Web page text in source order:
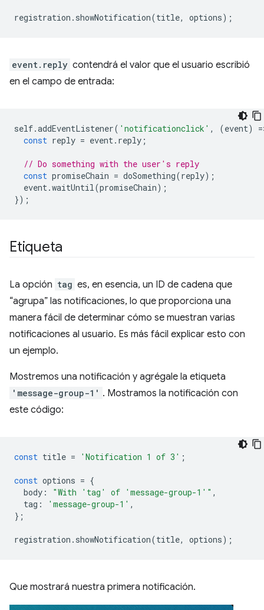
registration . showNotification(title, options);
event.reply contendrá el valor que el usuario escribió
en el campo de entrada:
self.addEventListener( 'notificationclick' , (event) =
const reply = event. reply ;
// Do something with the user's reply
const promiseChain = doSomething(reply);
event.waitUntil(promiseChain);
});
Etiqueta
La opción tag es, en esencia, un ID de cadena que
“agrupa” las notificaciones, lo que proporciona una
manera fácil de determinar cómo se muestran varias
notificaciones al usuario. Es más fácil explicar esto con
un ejemplo.
Mostremos una notificación y agrégale la etiqueta
'message-group-1' . Mostramos la notificación con
este código:
const title = 'Notification 1 of 3' ;
const options = {
body : "With 'tag' of 'message-group-1'" ,
tag : 'message-group-1' ,
};
registration . showNotification(title, options);
Que mostrará nuestra primera notificación.